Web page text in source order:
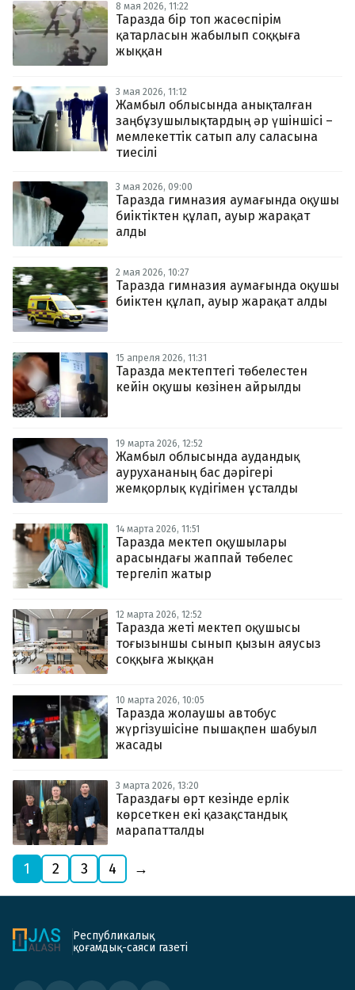
8 мая 2026, 11:22
Таразда бір топ жасөспірім
қатарласын жабылып соққыға
жыққан
3 мая 2026, 11:12
Жамбыл облысында анықталған
заңбұзушылықтардың әр үшіншісі –
мемлекеттік сатып алу саласына
тиесілі
3 мая 2026, 09:00
Таразда гимназия аумағында оқушы
биіктіктен құлап, ауыр жарақат
алды
2 мая 2026, 10:27
Таразда гимназия аумағында оқушы
биіктен құлап, ауыр жарақат алды
15 апреля 2026, 11:31
Таразда мектептегі төбелестен
кейін оқушы көзінен айрылды
19 марта 2026, 12:52
Жамбыл облысында аудандық
аурухананың бас дәрігері
жемқорлық күдігімен ұсталды
14 марта 2026, 11:51
Таразда мектеп оқушылары
арасындағы жаппай төбелес
тергеліп жатыр
12 марта 2026, 12:52
Таразда жеті мектеп оқушысы
тоғызыншы сынып қызын аяусыз
соққыға жыққан
10 марта 2026, 10:05
Таразда жолаушы автобус
жүргізушісіне пышақпен шабуыл
жасады
3 марта 2026, 13:20
Тараздағы өрт кезінде ерлік
көрсеткен екі қазақстандық
марапатталды
1 2 3 4 →
Республикалық
қоғамдық-саяси газеті